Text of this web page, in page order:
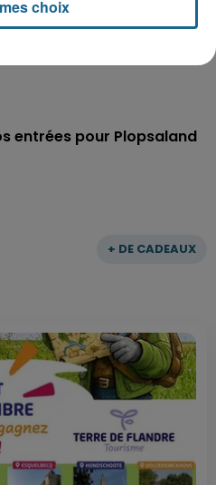
+ DE CADEAUX
entrées pour le parc
entrées pour Plopsaland
choix